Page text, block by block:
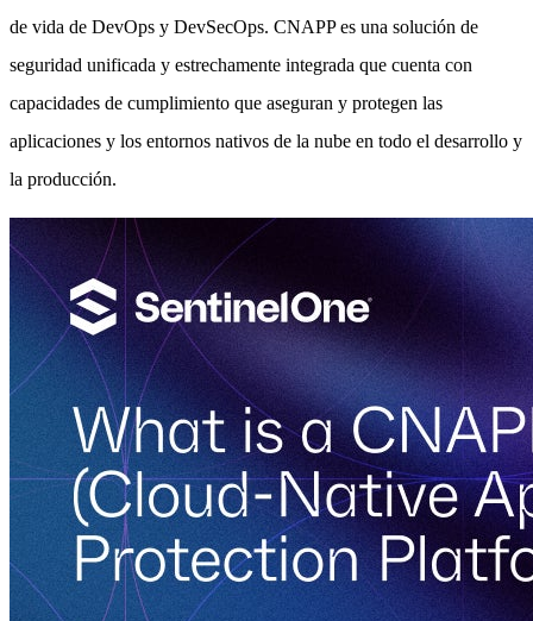
de vida de DevOps y DevSecOps. CNAPP es una solución de
seguridad unificada y estrechamente integrada que cuenta con
capacidades de cumplimiento que aseguran y protegen las
aplicaciones y los entornos nativos de la nube en todo el desarrollo y
la producción.